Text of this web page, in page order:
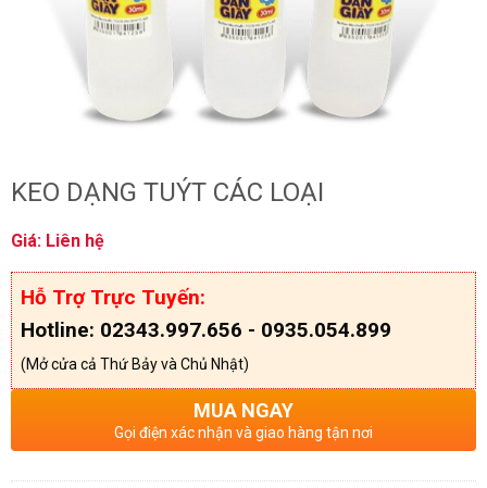
KEO DẠNG TUÝT CÁC LOẠI
Giá: Liên hệ
Hỗ Trợ Trực Tuyến:
Hotline: 02343.997.656 - 0935.054.899
(Mở cửa cả Thứ Bảy và Chủ Nhật)
MUA NGAY
Gọi điện xác nhận và giao hàng tận nơi